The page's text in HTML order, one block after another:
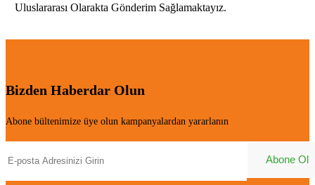
Uluslararası Olarakta Gönderim Sağlamaktayız.
Bizden Haberdar Olun
Abone bültenimize üye olun kampanyalardan yararlanın